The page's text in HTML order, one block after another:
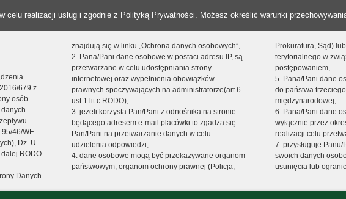
celu realizacji usług i zgodnie z Polityką Prywatności. Możesz określić warunki
679 z
osób
46/WE
Dz. U.
RODO
Danych
znajdują się w linku „Ochrona danych osobowych”,
2. Pana/Pani dane osobowe w postaci adresu IP, są
przetwarzane w celu udostępniania strony
internetowej oraz wypełnienia obowiązków
prawnych spoczywających na administratorze(art.6
ust.1 lit.c RODO),
3. jeżeli korzysta Pan/Pani z odnośnika na stronie
będącego adresem e-mail placówki to zgadza się
Pan/Pani na przetwarzanie danych w celu
udzielenia odpowiedzi,
4. dane osobowe mogą być przekazywane organom
państwowym, organom ochrony prawnej (Policja,
Prokuratura, Sąd)
terytorialnego w
postępowaniem,
5. Pana/Pani dane
do państwa
międzynarodowej,
6. Pana/Pani dane
wyłącznie przez
realizacji celu
7. przysługuje
swoich danych
usunięcia lub